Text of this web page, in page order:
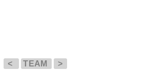
< TEAM >